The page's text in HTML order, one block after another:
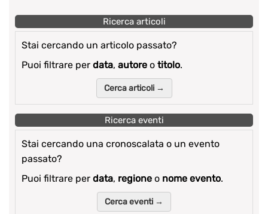
Ricerca articoli
Stai cercando un articolo passato?
Puoi filtrare per data, autore o titolo.
Cerca articoli →
Ricerca eventi
Stai cercando una cronoscalata o un evento
passato?
Puoi filtrare per data, regione o nome evento.
Cerca eventi →